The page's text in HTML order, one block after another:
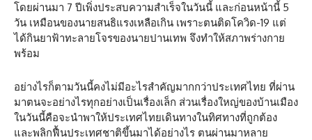
โดยผ่านมา 7 ปีเพิ่งประสบความสำเร็จในวันนี้ และก่อนหน้านี้ 5
วัน เหมือนของนายสนธิแรงเหลือเกิน เพราะตนติดโควิด-19 แต่
ได้กินยาฟ้าทะลายโจรของนายปานเทพ จึงทำให้สภาพร่างกาย
พร้อม
อย่างไรก็ตามวันนี้คงไม่มีอะไรสำคัญมากกว่าประเทศไทย ที่ผ่าน
มาตนจะอย่างไรทุกอย่างเป็นเรื่องเล็ก ส่วนเรื่องใหญ่ของบ้านเมือง
ในวันนี้คือจะนำพาให้ประเทศไทยเดินทางในทิศทางที่ถูกต้อง
และพลิกฟื้นประเทศชาติขึ้นมาได้อย่างไร ตนผ่านมาหลาย